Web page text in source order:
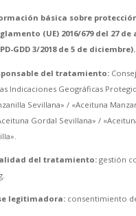
básica sobre
(UE) 2016/679 del 27 de
GDD 3/2018 de 5 de diciembre).
del tratamiento:
Indicaciones Geográficas
Sevillana» / «Aceituna
Gordal Sevillana» /
del tratamiento:gestión
legitimadora:consentimiento